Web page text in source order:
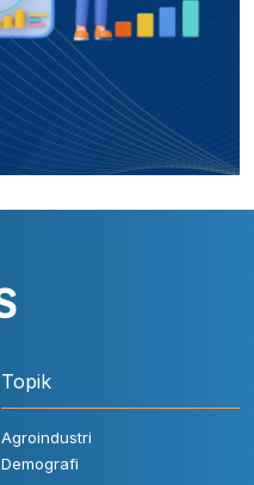
Topik
Agroindustri
Demografi